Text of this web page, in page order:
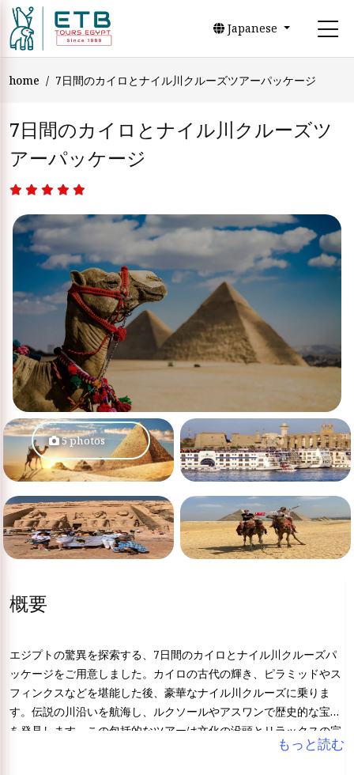
Japanese
home 7日間のカイロとナイル川クルーズツアーパッケージ
7日間のカイロとナイル川クルーズツ
アーパッケージ
5 photos
概要
エジプトの驚異を探索する、7日間のカイロとナイル川クルーズパ
ッケージをご用意しました。カイロの古代の輝き、ピラミッドやス
フィンクスなどを堪能した後、豪華なナイル川クルーズに乗りま
す。伝説の川沿いを航海し、ルクソールやアスワンで歴史的な宝物
を発見します。この包括的なツアーは文化の没頭とリラックスの完
璧な融合を提供し、たった1週間で思い出に残るエジプトの冒険を
もっと読む